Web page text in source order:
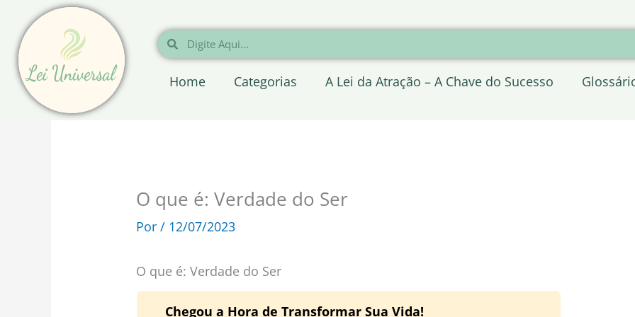
para
conteúdo
Pesquisar
Pesquisar
Home Categorias A Lei da Atração – A Chave do Sucesso
O que é: Verdade do Ser
Por/ 12/07/2023
O que é: Verdade do Ser
Chegou a Hora de Transformar Sua Vida!